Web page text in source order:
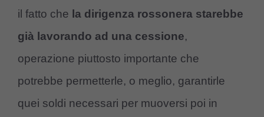
il fatto che la dirigenza rossonera starebbe
già lavorando ad una cessione,
operazione piuttosto importante che
potrebbe permetterle, o meglio, garantirle
quei soldi necessari per muoversi poi in